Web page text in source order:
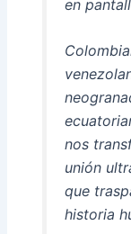
en
nos
unión
que
historia